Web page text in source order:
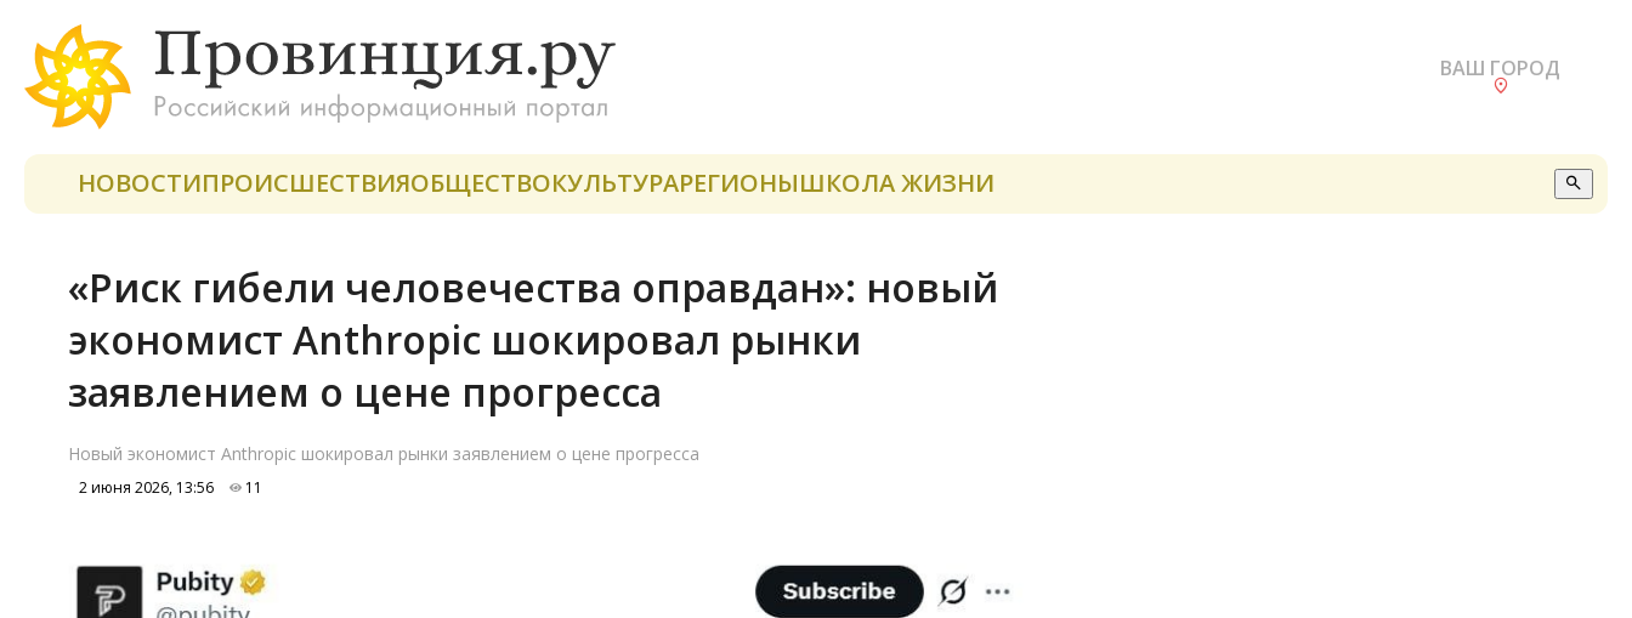
ВАШ ГОРОД
НОВОСТИПРОИСШЕСТВИЯОБЩЕСТВОКУЛЬТУРАРЕГИОНЫШКОЛА ЖИЗНИ
«Риск гибели человечества оправдан»: новый
экономист Anthropic шокировал рынки
заявлением о цене прогресса
Новый экономист Anthropic шокировал рынки заявлением о цене прогресса
2 июня 2026, 13:56 11